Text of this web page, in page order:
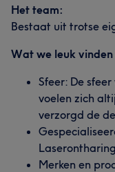
Het team:
Bestaat uit trotse
Wat we leuk
Sfeer: De
voelen zich
verzorgd de
Merken en